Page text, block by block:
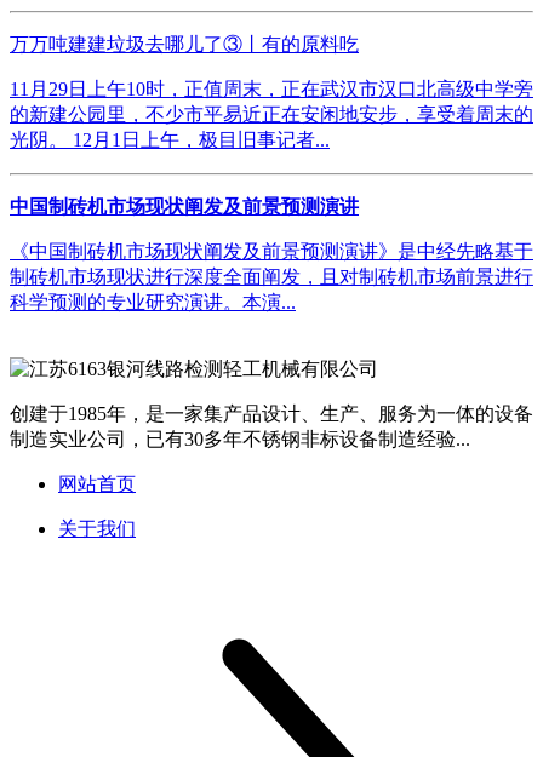
万万吨建建垃圾去哪儿了③丨有的原料吃
11月29日上午10时，正值周末，正在武汉市汉口北高级中学旁
的新建公园里，不少市平易近正在安闲地安步，享受着周末的
光阴。 12月1日上午，极目旧事记者...
中国制砖机市场现状阐发及前景预测演讲
《中国制砖机市场现状阐发及前景预测演讲》是中经先略基于
制砖机市场现状进行深度全面阐发，且对制砖机市场前景进行
科学预测的专业研究演讲。本演...
创建于1985年，是一家集产品设计、生产、服务为一体的设备
制造实业公司，已有30多年不锈钢非标设备制造经验...
网站首页
关于我们